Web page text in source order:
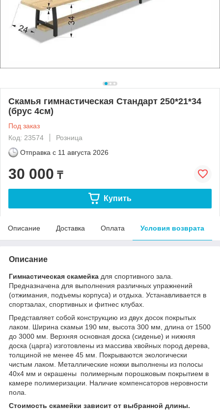
Скамья гимнастическая Стандарт 250*21*34
(брус 4см)
Под заказ
Код: 23574
Розница
Отправка с 11 августа 2026
30 000 ₸
Купить
Описание Доставка Оплата Условия возврата
Описание
Гимнастическая скамейка для спортивного зала.
Предназначена для выполнения различных упражнений
(отжимания, подъемы корпуса) и отдыха. Устанавливается в
спортзалах, спортивных и фитнес клубах.
Представляет собой конструкцию из двух досок покрытых
лаком. Ширина скамьи 190 мм, высота 300 мм, длина от 1500
до 3000 мм. Верхняя основная доска (сиденье) и нижняя
доска (царга) изготовлены из массива хвойных пород дерева,
толщиной не менее 45 мм. Покрываются экологически
чистым лаком. Металлические ножки выполнены из полосы
40х4 мм и окрашены полимерным порошковым покрытием в
камере полимеризации. Наличие компенсаторов неровности
пола.
Стоимость скамейки зависит от выбранной длины.